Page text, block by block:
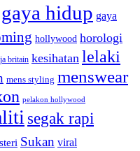
gaya hidup gaya
hollywood horologi
britain kesihatan lelaki
mens styling menswear
pelakon hollywood
segak rapi
Sukan viral